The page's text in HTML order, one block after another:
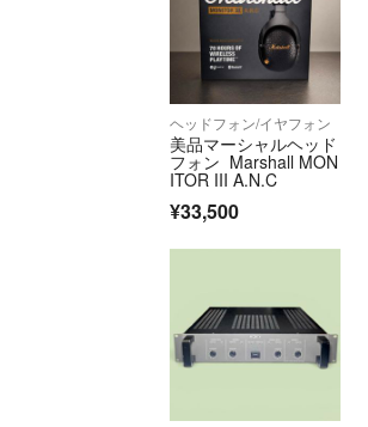
ヘッドフォン/イヤフォン
美品マーシャルヘッド
フォン Marshall MON
ITOR III A.N.C
¥33,500